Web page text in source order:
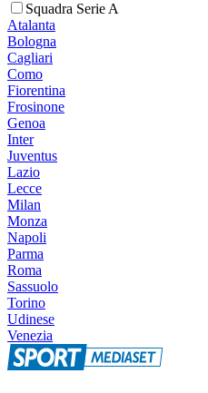
Squadra Serie A
Atalanta
Bologna
Cagliari
Como
Fiorentina
Frosinone
Genoa
Inter
Juventus
Lazio
Lecce
Milan
Monza
Napoli
Parma
Roma
Sassuolo
Torino
Udinese
Venezia